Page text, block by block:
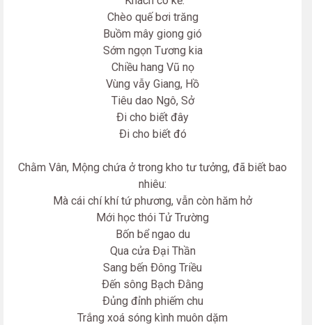
Chèo quế bơi trăng
Buồm mây giong gió
Sớm ngọn Tương kia
Chiều hang Vũ nọ
Vùng vẫy Giang, Hồ
Tiêu dao Ngô, Sở
Ði cho biết đây
Ði cho biết đó
Chằm Vân, Mộng chứa ở trong kho tư tưởng, đã biết bao
nhiêu:
Mà cái chí khí tứ phương, vẫn còn hăm hở
Mới học thói Tử Trường
Bốn bể ngao du
Qua cửa Ðại Thần
Sang bến Ðông Triều
Ðến sông Bạch Ðằng
Ðủng đỉnh phiếm chu
Trắng xoá sóng kình muôn dặm